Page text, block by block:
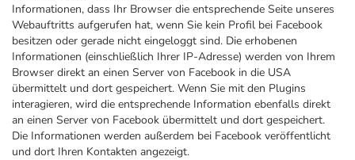
Informationen, dass Ihr Browser die entsprechende Seite unseres
Webauftritts aufgerufen hat, wenn Sie kein Profil bei Facebook
besitzen oder gerade nicht eingeloggt sind. Die erhobenen
Informationen (einschließlich Ihrer IP-Adresse) werden von Ihrem
Browser direkt an einen Server von Facebook in die USA
übermittelt und dort gespeichert. Wenn Sie mit den Plugins
interagieren, wird die entsprechende Information ebenfalls direkt
an einen Server von Facebook übermittelt und dort gespeichert.
Die Informationen werden außerdem bei Facebook veröffentlicht
und dort Ihren Kontakten angezeigt.